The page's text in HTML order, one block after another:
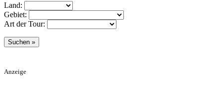
Land:
Gebiet:
Art der Tour:
Anzeige